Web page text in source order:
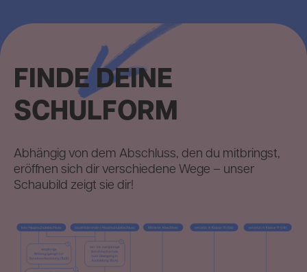
FINDE DEINE
SCHULFORM
Abhängig von dem Abschluss, den du mitbringst,
eröffnen sich dir verschiedene Wege – unser
Schaubild zeigt sie dir!